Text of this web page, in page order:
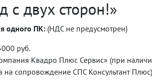
с двух сторон!»
одного ПК: (НДС не предусмотрен)
руб.
Квадро Плюс Сервис» (при
на сопровождение СПС Консультант